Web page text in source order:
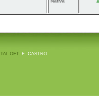
OET. E. CASTRO